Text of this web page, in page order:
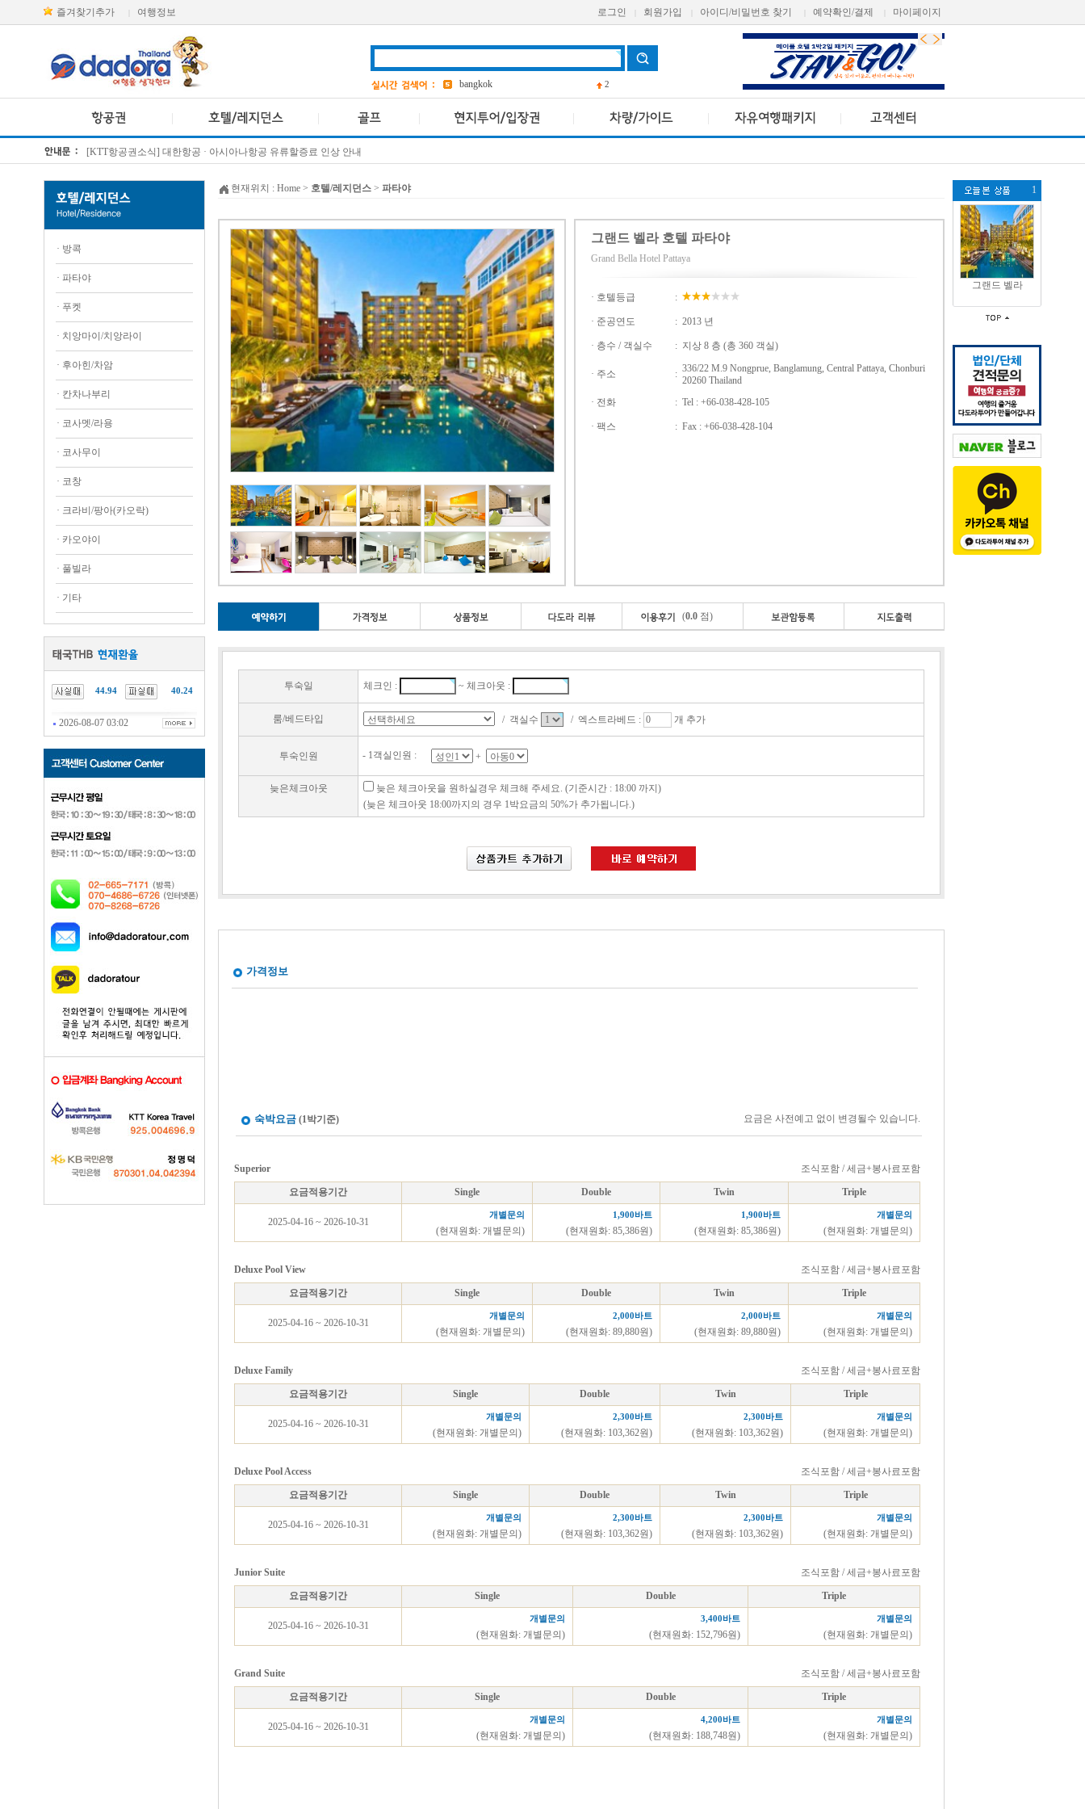
즐겨찾기추가 여행정보 로그인 회원가입 아이디/비밀번호 찾기 예약확인/결제 마이페이지
2
a one
Pcr
avani
bangkok
2
AETAS
[KTT항공권소식] 대한항공 · 아시아나항공 유류할증료 인상 안내
· 방콕
· 파타야
· 푸켓
· 치앙마이/치앙라이
· 후아힌/차암
· 칸차나부리
· 코사멧/라용
· 코사무이
· 코창
· 크라비/팡아(카오락)
· 카오야이
· 풀빌라
· 기타
44.94 40.24
2026-08-07 03:02
현재위치 : Home > 호텔/레지던스 > 파타야
그랜드 벨라 호텔 파타야
Grand Bella Hotel Pattaya
· 호텔등급 :
· 준공연도 : 2013 년
· 층수 / 객실수 : 지상 8 층 (총 360 객실)
· 주소 : 336/22 M.9 Nongprue, Banglamung, Central Pattaya, Chonburi
20260 Thailand
· 전화
: Tel : +66-038-428-105
· 팩스 : Fax : +66-038-428-104
(0.0 점)
투숙일 체크인 : ~ 체크아웃 :
룸/베드타입 / 객실수 / 엑스트라베드 : 개 추가
투숙인원 - 1객실인원 : +
늦은체크아웃
늦은 체크아웃을 원하실경우 체크해 주세요. (기준시간 : 18:00 까지)
(늦은 체크아웃 18:00까지의 경우 1박요금의 50%가 추가됩니다.)
가격정보
숙박요금 (1박기준) 요금은 사전예고 없이 변경될수 있습니다.
Superior 조식포함 / 세금+봉사료포함
요금적용기간 Single Double Twin Triple
2025-04-16 ~ 2026-10-31
개별문의
(현재원화: 개별문의)
1,900바트
(현재원화: 85,386원)
1,900바트
(현재원화: 85,386원)
개별문의
(현재원화: 개별문의)
Deluxe Pool View 조식포함 / 세금+봉사료포함
요금적용기간 Single Double Twin Triple
2025-04-16 ~ 2026-10-31
개별문의
(현재원화: 개별문의)
2,000바트
(현재원화: 89,880원)
2,000바트
(현재원화: 89,880원)
개별문의
(현재원화: 개별문의)
Deluxe Family 조식포함 / 세금+봉사료포함
요금적용기간 Single Double Twin Triple
2025-04-16 ~ 2026-10-31
개별문의
(현재원화: 개별문의)
2,300바트
(현재원화: 103,362원)
2,300바트
(현재원화: 103,362원)
개별문의
(현재원화: 개별문의)
Deluxe Pool Access 조식포함 / 세금+봉사료포함
요금적용기간 Single Double Twin Triple
2025-04-16 ~ 2026-10-31
개별문의
(현재원화: 개별문의)
2,300바트
(현재원화: 103,362원)
2,300바트
(현재원화: 103,362원)
개별문의
(현재원화: 개별문의)
Junior Suite 조식포함 / 세금+봉사료포함
요금적용기간 Single Double Triple
2025-04-16 ~ 2026-10-31
개별문의
(현재원화: 개별문의)
3,400바트
(현재원화: 152,796원)
개별문의
(현재원화: 개별문의)
Grand Suite 조식포함 / 세금+봉사료포함
요금적용기간 Single Double Triple
2025-04-16 ~ 2026-10-31
개별문의
(현재원화: 개별문의)
4,200바트
(현재원화: 188,748원)
개별문의
(현재원화: 개별문의)
1
그랜드 벨라